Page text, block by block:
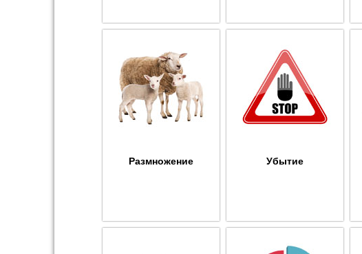
Размножение Убытие